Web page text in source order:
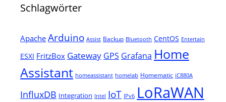
Schlagwörter
Apache Arduino Assist Backup Bluetooth CentOS Entertain
ESXI FritzBox Gateway GPS Grafana Home
Assistant homeassistant homelab Homematic iC880A
InfluxDB Integration Intel IoT IPv6 LoRaWAN